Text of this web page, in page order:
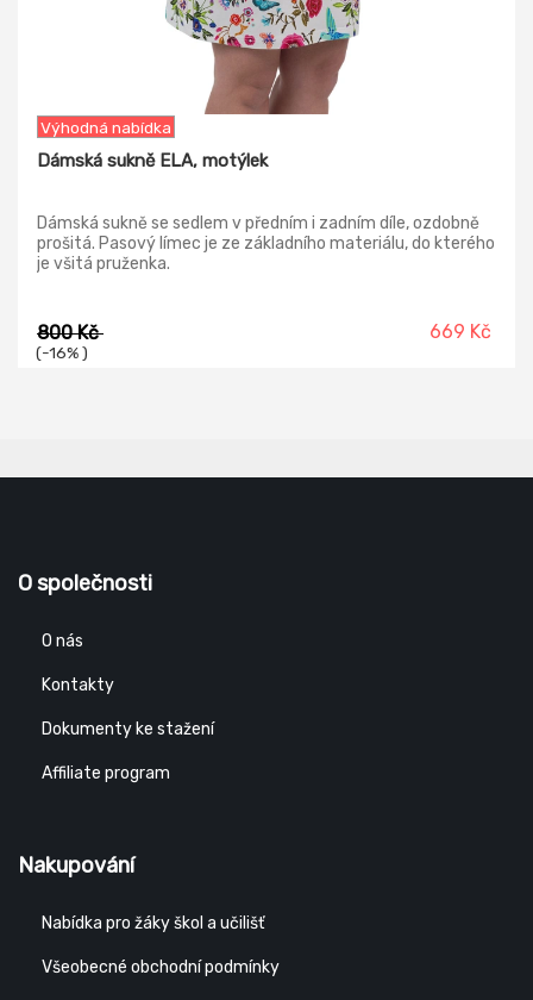
Výhodná nabídka
Dámská sukně ELA, motýlek
Dámská sukně se sedlem v předním i zadním díle, ozdobně
prošitá. Pasový límec je ze základního materiálu, do kterého
je všitá pruženka.
800 Kč
(-16% )
669 Kč
O společnosti
O nás
Kontakty
Dokumenty ke stažení
Affiliate program
Nakupování
Nabídka pro žáky škol a učilišť
Všeobecné obchodní podmínky